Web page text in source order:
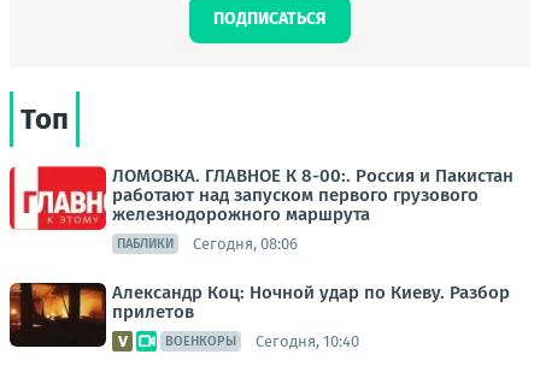
ПОДПИСАТЬСЯ
Топ
ЛОМОВКА. ГЛАВНОЕ К 8-00:. Россия и Пакистан
работают над запуском первого грузового
железнодорожного маршрута
ПАБЛИКИ Сегодня, 08:06
Александр Коц: Ночной удар по Киеву. Разбор
прилетов
ВОЕНКОРЫ Сегодня, 10:40